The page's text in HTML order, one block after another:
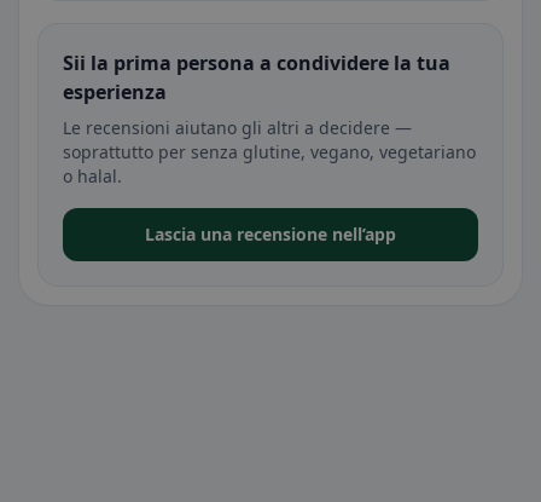
Sii la prima persona a condividere la tua
esperienza
Le recensioni aiutano gli altri a decidere —
soprattutto per senza glutine, vegano, vegetariano
o halal.
Lascia una recensione nell’app